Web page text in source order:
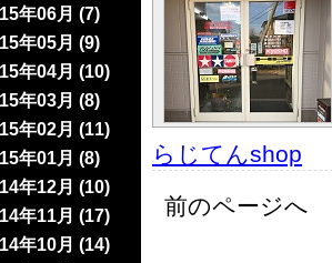
らじてんshop
前のページへ
年06月 (7)
年05月 (9)
年04月 (10)
年03月 (8)
年02月 (11)
年01月 (8)
年12月 (10)
年11月 (17)
年10月 (14)